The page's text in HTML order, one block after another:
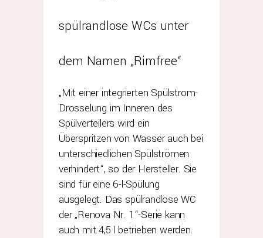
spülrandlose WCs unter
dem Namen „­Rimfree“
„Mit einer integrierten Spülstrom-
Drosselung im Inneren des
Spülverteilers wird ein
Überspritzen von Wasser auch bei
unterschiedlichen Spülströmen
verhindert“, so der Hersteller. Sie
sind für eine 6-l-Spülung
ausgelegt. Das spülrandlose WC
der „Renova Nr. 1“-Serie kann
auch mit 4,5 l betrieben werden.